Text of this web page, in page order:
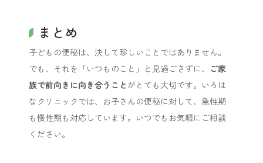
まとめ
子どもの便秘は、決して珍しいことではありません。
でも、それを「いつものこと」と見過ごさずに、 ご家
族で前向きに向き合うことがとても大切です。いろは
なクリニックでは、お子さんの便秘に対して、急性期
も慢性期も対応しています。いつでもお気軽にご相談
ください。